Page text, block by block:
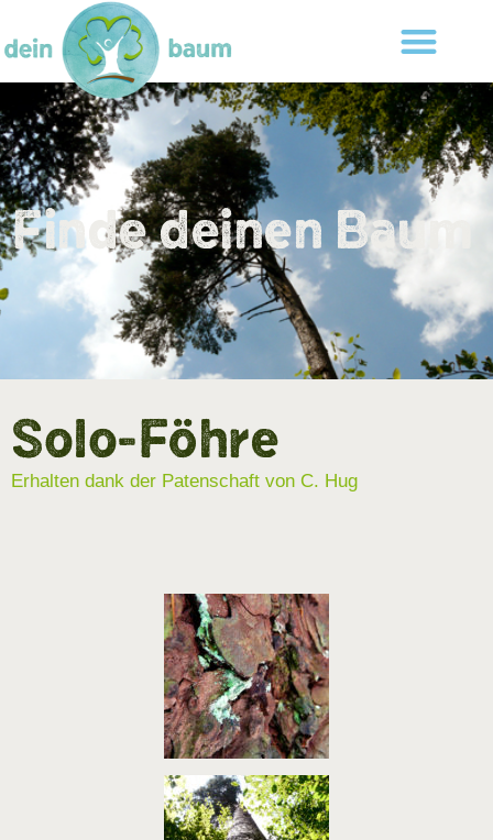
Finde deinen Baum
Solo-Föhre
Erhalten dank der Patenschaft von C. Hug